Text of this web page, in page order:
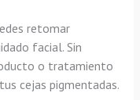
retomar
facial. Sin
o tratamiento
cejas pigmentadas.